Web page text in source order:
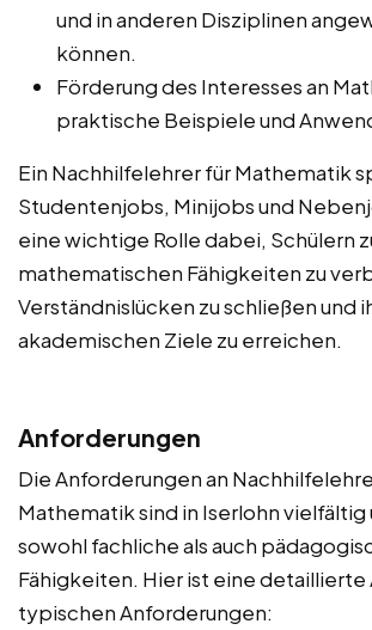
und in anderen Disziplinen
können.
Förderung des Interesses an
praktische Beispiele und
Ein Nachhilfelehrer für Mathematik
Studentenjobs, Minijobs und
eine wichtige Rolle dabei, Schülern
mathematischen Fähigkeiten zu
Verständnislücken zu schließen und
akademischen Ziele zu erreichen.
Anforderungen
Die Anforderungen an
Mathematik sind in Iserlohn
sowohl fachliche als auch
Fähigkeiten. Hier ist eine detaillierte
typischen Anforderungen: